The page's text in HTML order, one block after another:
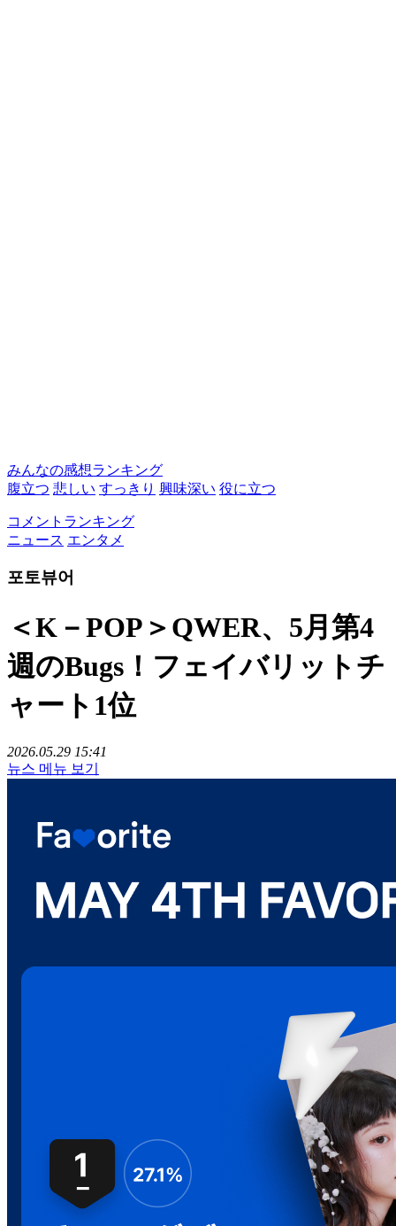
みんなの感想ランキング
腹立つ 悲しい すっきり 興味深い 役に立つ
コメントランキング
ニュース エンタメ
포토뷰어
＜K－POP＞QWER、5月第4
週のBugs！フェイバリットチ
ャート1位
2026.05.29 15:41
뉴스 메뉴 보기